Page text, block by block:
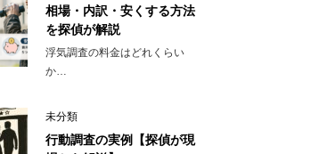
相場・内訳・安くする方法
を探偵が解説
浮気調査の料金はどれくらい
か…
未分類
行動調査の実例【探偵が現